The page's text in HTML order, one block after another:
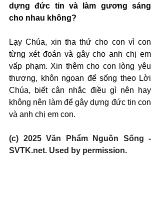
dựng đức tin và làm gương sáng
cho nhau không?
Lạy Chúa, xin tha thứ cho con vì con
từng xét đoán và gây cho anh chị em
vấp phạm. Xin thêm cho con lòng yêu
thương, khôn ngoan để sống theo Lời
Chúa, biết cân nhắc điều gì nên hay
không nên làm để gây dựng đức tin con
và anh chị em con.
(c) 2025 Văn Phẩm Nguồn Sống -
SVTK.net. Used by permission.